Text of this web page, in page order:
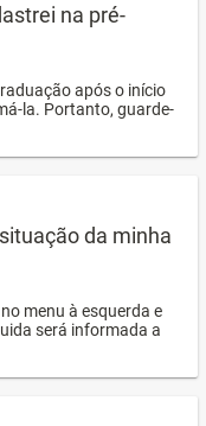
na pré-
após o início
la. Portanto, guarde-
da minha
menu à esquerda e
será informada a